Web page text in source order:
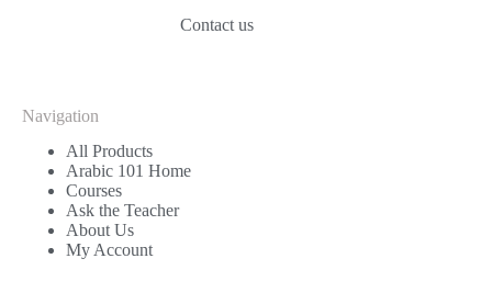
Contact us
Navigation
All Products
Arabic 101 Home
Courses
Ask the Teacher
About Us
My Account